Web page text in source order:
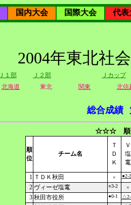
国内大会 国際大会
代表
2004年東北社
Ｊ１部 Ｊ２部
Ｊカップ
北海道 東北 関東 北信
総合成績
☆☆☆ 順
順
位
チーム名
Ｔ
Ｄ
Ｋ
Ｖ
塩
竃
1 ＴＤＫ秋田 × ●2-3
2 ヴィーゼ塩竃 ○3-2 ×
3 秋田市役所 ●0-1 △2-